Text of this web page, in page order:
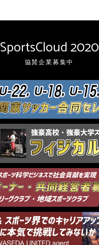
SportsCloud 2020
協賛企業募集中